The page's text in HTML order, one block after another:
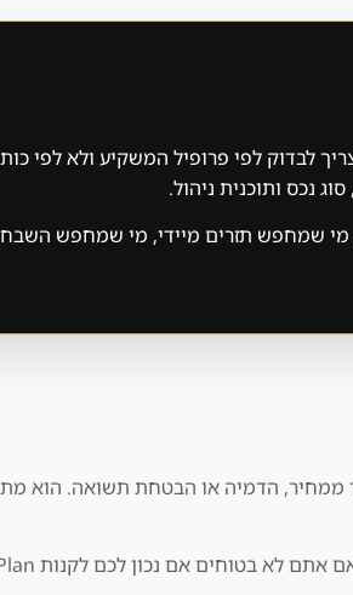
לבדוק לפי פרופיל המשקיע ולא לפי
נכס ותוכנית ניהול.
מי שמחפש תזרים מיידי, מי שמחפש
הדמיה או הבטחת תשואה. הוא